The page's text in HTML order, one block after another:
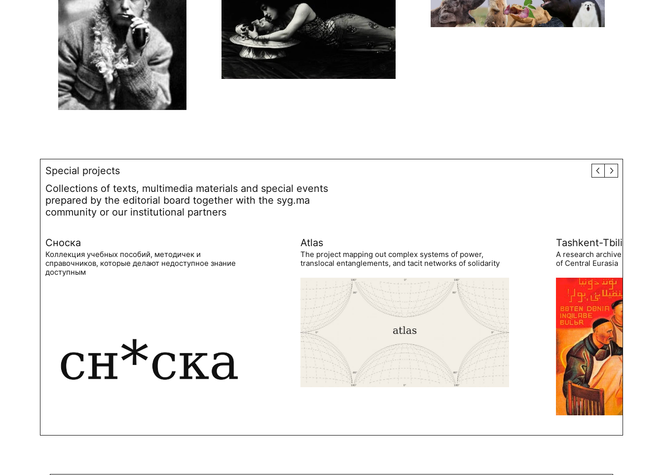
Special projects
Collections of texts, multimedia materials and special events
prepared by the editorial board together with the syg.ma
community or our institutional partners
Сноска
Коллекция учебных пособий, методичек и
справочников, которые делают недоступное знание
доступным
Atlas
The project mapping out complex systems of power,
translocal entanglements, and tacit networks of solidarity
Tashkent-Tbilisi
A research archive of the
of Central Eurasia